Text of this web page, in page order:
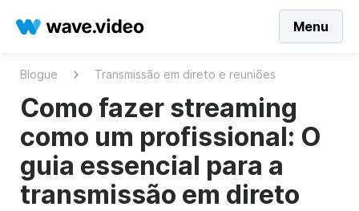
Menu
Blogue Transmissão em direto e reuniões
Como fazer streaming
como um profissional: O
guia essencial para a
transmissão em direto